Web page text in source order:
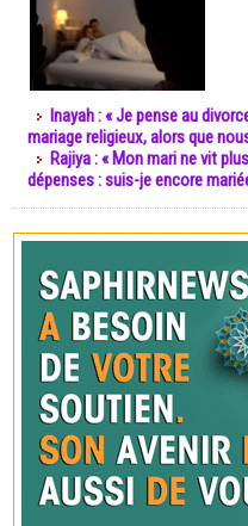
Inayah : « Je pense au
mariage religieux, alors que
Rajiya : « Mon mari ne vit
dépenses : suis-je encore